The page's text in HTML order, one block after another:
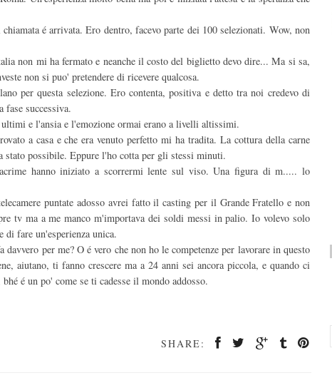
é arrivata. Ero dentro, facevo parte dei 100 selezionati. Wow, non
non mi ha fermato e neanche il costo del biglietto devo dire... Ma si sa,
non si puo' pretendere di ricevere qualcosa.
per questa selezione. Ero contenta, positiva e detto tra noi credevo di
fase successiva.
e l'ansia e l'emozione ormai erano a livelli altissimi.
a casa e che era venuto perfetto mi ha tradita. La cottura della carne
stato possibile. Eppure l'ho cotta per gli stessi minuti.
hanno iniziato a scorrermi lente sul viso. Una figura di m..... lo
puntate adosso avrei fatto il casting per il Grande Fratello e non
tv ma a me manco m'importava dei soldi messi in palio. Io volevo solo
di fare un'esperienza unica.
per me? O é vero che non ho le competenze per lavorare in questo
aiutano, ti fanno crescere ma a 24 anni sei ancora piccola, e quando ci
é un po' come se ti cadesse il mondo addosso.
SHARE: